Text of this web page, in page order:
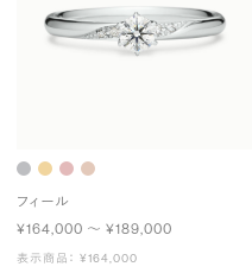
フィール
¥164,000 〜 ¥189,000
表示商品： ¥164,000